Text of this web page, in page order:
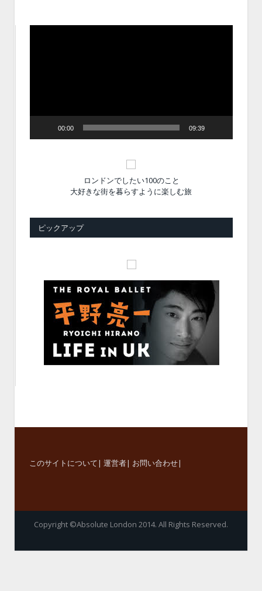
00:00 09:39
ロンドンでしたい100のこと
大好きな街を暮らすように楽しむ旅
ピックアップ
このサイトについて| 運営者| お問い合わせ|
Copyright ©Absolute London 2014. All Rights Reserved.